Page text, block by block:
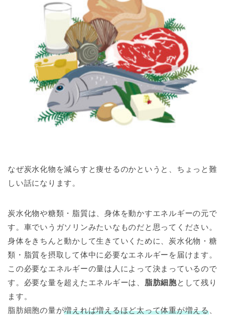
なぜ炭水化物を減らすと痩せるのかというと、ちょっと難
しい話になります。
炭水化物や糖類・脂質は、身体を動かすエネルギーの元で
す。車でいうガソリンみたいなものだと思ってください。
身体をきちんと動かして生きていくために、炭水化物・糖
類・脂質を摂取して体中に必要なエネルギーを届けます。
この必要なエネルギーの量は人によって決まっているので
す。必要な量を超えたエネルギーは、 脂肪細胞として残り
ます。
脂肪細胞の量が増えれば増えるほど太って体重が増える